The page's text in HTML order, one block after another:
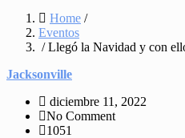
Home /
Eventos
/ Llegó la Navidad y con
Jacksonville
diciembre 11, 2022
No Comment
1051